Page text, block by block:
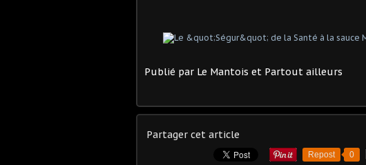
Publié par Le Mantois et Partout ailleurs
Partager cet article
Repost 0